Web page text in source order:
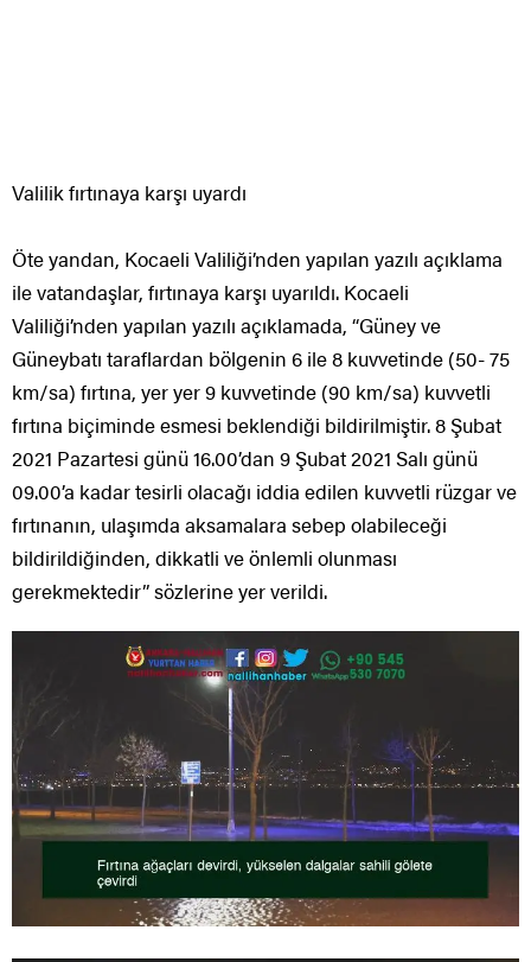
Valilik fırtınaya karşı uyardı
Öte yandan, Kocaeli Valiliği’nden yapılan yazılı açıklama
ile vatandaşlar, fırtınaya karşı uyarıldı. Kocaeli
Valiliği’nden yapılan yazılı açıklamada, “Güney ve
Güneybatı taraflardan bölgenin 6 ile 8 kuvvetinde (50- 75
km/sa) fırtına, yer yer 9 kuvvetinde (90 km/sa) kuvvetli
fırtına biçiminde esmesi beklendiği bildirilmiştir. 8 Şubat
2021 Pazartesi günü 16.00’dan 9 Şubat 2021 Salı günü
09.00’a kadar tesirli olacağı iddia edilen kuvvetli rüzgar ve
fırtınanın, ulaşımda aksamalara sebep olabileceği
bildirildiğinden, dikkatli ve önlemli olunması
gerekmektedir” sözlerine yer verildi.